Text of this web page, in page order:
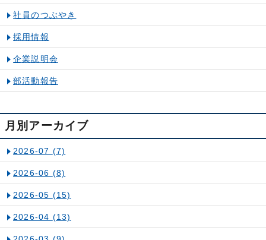
社員のつぶやき
採用情報
企業説明会
部活動報告
月別アーカイブ
2026-07 (7)
2026-06 (8)
2026-05 (15)
2026-04 (13)